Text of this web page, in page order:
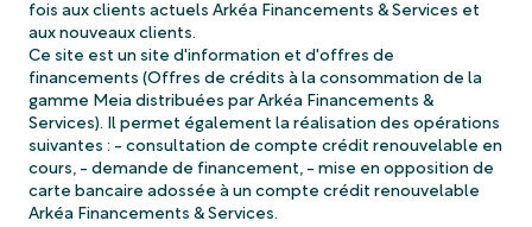
fois aux clients actuels Arkéa Financements & Services et
aux nouveaux clients.
Ce site est un site d'information et d'offres de
financements (Offres de crédits à la consommation de la
gamme Meia distribuées par Arkéa Financements &
Services). Il permet également la réalisation des opérations
suivantes : - consultation de compte crédit renouvelable en
cours, - demande de financement, - mise en opposition de
carte bancaire adossée à un compte crédit renouvelable
Arkéa Financements & Services.